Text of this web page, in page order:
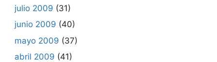
julio 2009 (31)
junio 2009 (40)
mayo 2009 (37)
abril 2009 (41)